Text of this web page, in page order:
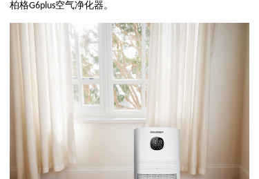
柏格G6plus空气净化器。